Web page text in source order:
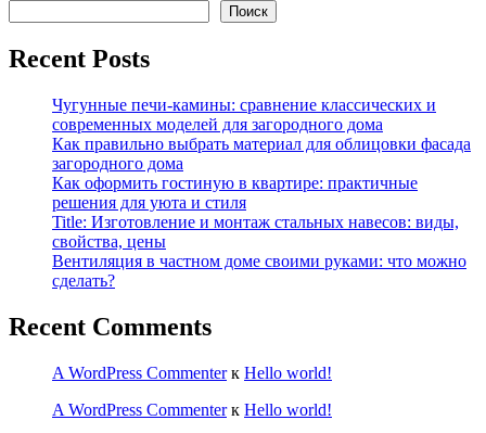
Поиск
Recent Posts
Чугунные печи-камины: сравнение классических и
современных моделей для загородного дома
Как правильно выбрать материал для облицовки фасада
загородного дома
Как оформить гостиную в квартире: практичные
решения для уюта и стиля
Title: Изготовление и монтаж стальных навесов: виды,
свойства, цены
Вентиляция в частном доме своими руками: что можно
сделать?
Recent Comments
A WordPress Commenterк Hello world!
A WordPress Commenterк Hello world!